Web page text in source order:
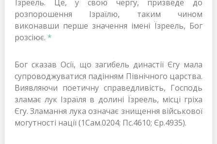
Їзреель. Це, у свою чергу, призведе до
розпорошення Ізраїлю, таким чином
виконавши перше значення імені Їзреель, Бог
розсіює. *
Бог сказав Осії, що загибель династії Єгу мала
супроводжуватися падінням Північного царства.
Виявляючи поетичну справедливість, Господь
зламає лук Ізраїля в долині Їзреель, місці гріха
Єгу. Зламання лука означає знищення військової
могутності нації (1Сам.0204; Пс.4610; Єр.4935).